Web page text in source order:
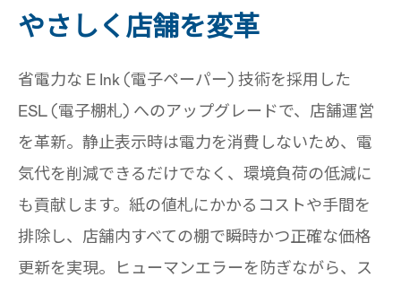
やさしく店舗を変革
省電力な E Ink (電子ペーパー) 技術を採用した
ESL (電子棚札) へのアップグレードで、店舗運営
を革新。静止表示時は電力を消費しないため、電
気代を削減できるだけでなく、環境負荷の低減に
も貢献します。紙の値札にかかるコストや手間を
排除し、店舗内すべての棚で瞬時かつ正確な価格
更新を実現。ヒューマンエラーを防ぎながら、ス